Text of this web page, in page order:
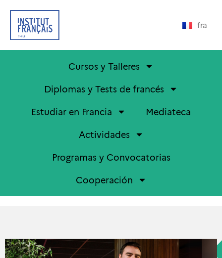
fra
Cursos y Talleres
Diplomas y Tests de francés
Estudiar en Francia
Mediateca
Actividades
Programas y Convocatorias
Cooperación